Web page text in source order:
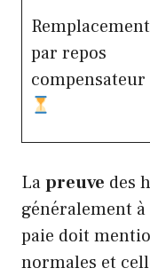
Remplacement
par repos
compensateur
Lapreuve des
généralement
paie doit
normales et